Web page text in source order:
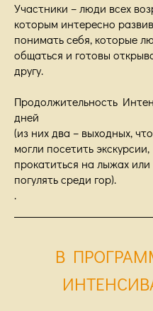
Участники – люди всех
которым интересно
понимать себя, которые
общаться и готовы
другу.
Продолжительность
дней
(из них два – выходных,
могли посетить экскурсии,
прокатиться на лыжах
погулять среди гор).
.
В